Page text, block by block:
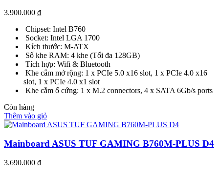
3.900.000 ₫
Chipset: Intel B760
Socket: Intel LGA 1700
Kích thước: M-ATX
Số khe RAM: 4 khe (Tối đa 128GB)
Tích hợp: Wifi & Bluetooth
Khe cắm mở rộng: 1 x PCIe 5.0 x16 slot, 1 x PCIe 4.0 x16
slot, 1 x PCIe 4.0 x1 slot
Khe cắm ổ cứng: 1 x M.2 connectors, 4 x SATA 6Gb/s ports
Còn hàng
Thêm vào giỏ
Mainboard ASUS TUF GAMING B760M-PLUS D4
3.690.000 ₫